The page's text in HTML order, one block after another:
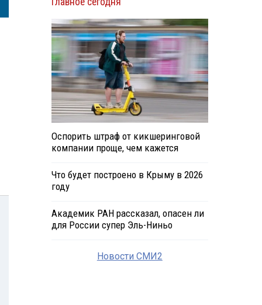
Оспорить штраф от кикшеринговой
компании проще, чем кажется
Что будет построено в Крыму в 2026
году
Академик РАН рассказал, опасен ли
для России супер Эль-Ниньо
Новости СМИ2